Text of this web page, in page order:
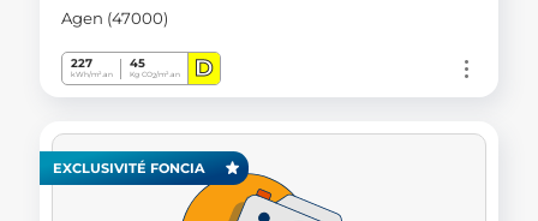
Agen (47000)
227
kWh/m².an
45
Kg CO2/m².an D
EXCLUSIVITÉ FONCIA